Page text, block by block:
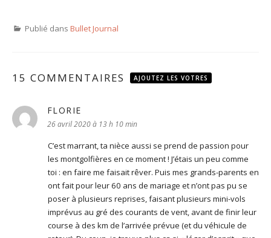
Publié dans Bullet Journal
15 COMMENTAIRES AJOUTEZ LES VOTRES
FLORIE
26 avril 2020 à 13 h 10 min
C’est marrant, ta nièce aussi se prend de passion pour
les montgolfières en ce moment ! J’étais un peu comme
toi : en faire me faisait rêver. Puis mes grands-parents en
ont fait pour leur 60 ans de mariage et n’ont pas pu se
poser à plusieurs reprises, faisant plusieurs mini-vols
imprévus au gré des courants de vent, avant de finir leur
course à des km de l’arrivée prévue (et du véhicule de